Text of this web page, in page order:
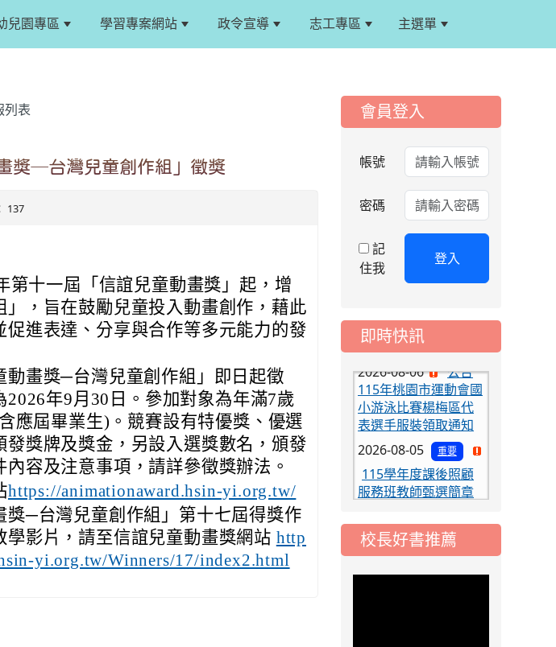
兒園專區 學習專案網站 政令宣導 志工專區 主選單
表
獎─台灣兒童創作組」徵獎
137
第十一屆「信誼兒童動畫獎」起，增
」，旨在鼓勵兒童投入動畫創作，藉此
促進表達、分享與合作等多元能力的發
動畫獎─台灣兒童創作組」即日起徵
2026年9月30日。參加對象為年滿7歲
應屆畢業生)。競賽設有特優獎、優選
發獎牌及獎金，另設入選獎數名，頒發
容及注意事項，請詳參徵獎辦法。
https://animationaward.hsin-yi.org.tw/
獎─台灣兒童創作組」第十七屆得獎作
學影片，請至信誼兒童動畫獎網站 http
yi.org.tw/Winners/17/index2.html
::: 會員登入
帳號
密碼
記
住我
登入
即時快訊
2026-08-06
公告
115年桃園市運動會國
小游泳比賽楊梅區代
表選手服裝領取通知
2026-08-05
重要
115學年度課後照顧
服務班教師甄選簡章
2026-08-03
重要
115學年度一、三、
五年級常態編班結果
公告
校長好書推薦